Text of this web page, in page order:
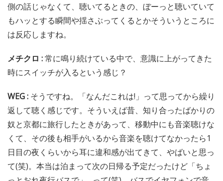
側の話じゃなくて、聴いてるときの、ぼーっと聴いていて
もハッとする瞬間や揺さぶってくるとかそういうところに
は反応しますね。
メチクロ :常に鳴り続けている中で、意識に上がってきた
時にスイッチが入るという感じ？
WEG : そうですね。「なんだこれは!」って思ってから繰り
返して聴く感じです。そういえば昔、知り合ったばかりの
奴と京都に旅行したときがあって、移動中にも音楽聴けな
くて、その後も相手がいるから音楽を聴けてなかったら1
日目の夜くらいから耳に違和感が出てきて、やばいと思っ
て(笑)。本当は泊まって次の日帰る予定だったけど「ちょ